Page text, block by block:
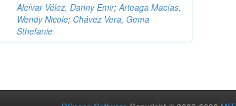
Alcívar Vélez, Danny Emir;Arteaga Macías,
Wendy Nicole; Chávez Vera, Gema
Sthefanie